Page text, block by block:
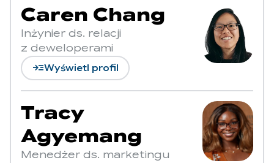
Caren Chang
Inżynier ds. relacji
z deweloperami
read_moreWyświetl profil
Tracy
Agyemang
Menedżer ds. marketingu